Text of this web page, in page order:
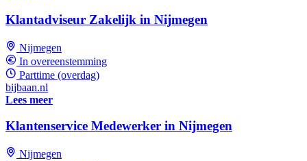
Klantadviseur Zakelijk in Nijmegen
Nijmegen
In overeenstemming
Parttime (overdag)
bijbaan.nl
Lees meer
Klantenservice Medewerker in Nijmegen
Nijmegen